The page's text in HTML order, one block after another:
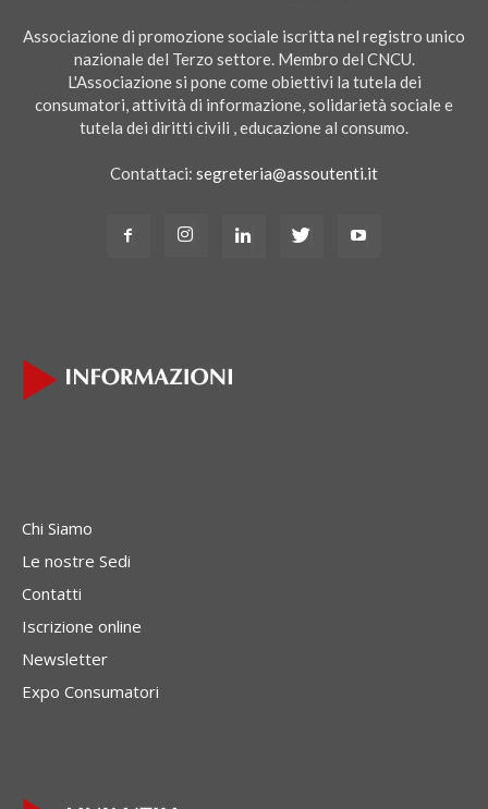
Associazione di promozione sociale iscritta nel registro unico
nazionale del Terzo settore. Membro del CNCU.
L'Associazione si pone come obiettivi la tutela dei
consumatori, attività di informazione, solidarietà sociale e
tutela dei diritti civili , educazione al consumo.
Contattaci: segreteria@assoutenti.it
Chi Siamo
Le nostre Sedi
Contatti
Iscrizione online
Newsletter
Expo Consumatori